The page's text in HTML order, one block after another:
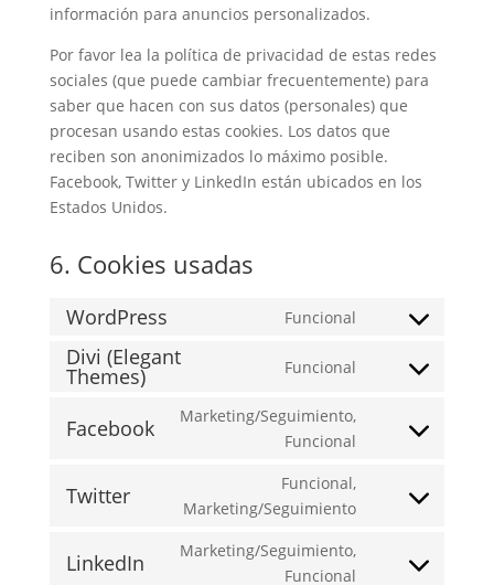
información para anuncios personalizados.
Por favor lea la política de privacidad de estas redes
sociales (que puede cambiar frecuentemente) para
saber que hacen con sus datos (personales) que
procesan usando estas cookies. Los datos que
reciben son anonimizados lo máximo posible.
Facebook, Twitter y LinkedIn están ubicados en los
Estados Unidos.
6. Cookies usadas
WordPress Funcional
Consent
service
Divi (Elegant
Themes) Funcional
Consent
service
themes)
Facebook
Marketing/Seguimiento,
Funcional
Consent
service
Twitter
Funcional,
Marketing/Seguimiento
Consent
service
LinkedIn
Marketing/Seguimiento,
Funcional
Consent